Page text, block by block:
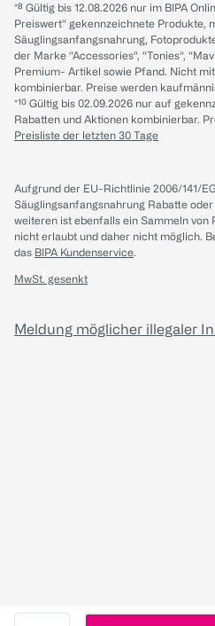
*⁸ Gültig bis 12.08.2026 nur im BIPA
Preiswert“ gekennzeichnete Produkte,
Säuglingsanfangsnahrung,
der Marke “Accessories“, “Tonies“,
Premium- Artikel sowie Pfand. Nicht
kombinierbar. Preise werden
*¹⁰ Gültig bis 02.09.2026 nur auf
Rabatten und Aktionen kombinierbar.
Preisliste der letzten 30 Tage
Aufgrund der EU-Richtlinie 2006/141/
Säuglingsanfangsnahrung Rabatte
weiteren ist ebenfalls ein Sammeln
nicht erlaubt und daher nicht möglich.
das BIPA Kundenservice.
MwSt. gesenkt
Meldung möglicher illegaler